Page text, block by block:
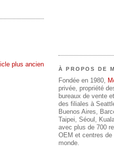
plus ancien
À PROPOS DE
Fondée en 1980,
privée, propriété
bureaux de vente
des filiales à
Buenos Aires,
Taipei, Séoul,
avec plus de 700
OEM et centres
monde.